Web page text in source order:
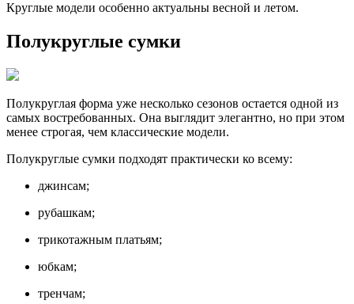
Круглые модели особенно актуальны весной и летом.
Полукруглые сумки
Полукруглая форма уже несколько сезонов остается одной из
самых востребованных. Она выглядит элегантно, но при этом
менее строгая, чем классические модели.
Полукруглые сумки подходят практически ко всему:
джинсам;
рубашкам;
трикотажным платьям;
юбкам;
тренчам;